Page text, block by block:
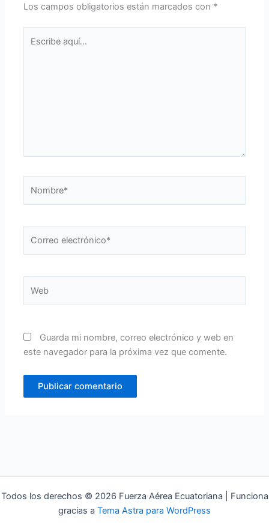
Los campos obligatorios están marcados con *
aquí...
Guarda mi nombre, correo electrónico y web en
este navegador para la próxima vez que comente.
Todos los derechos © 2026 Fuerza Aérea Ecuatoriana | Funciona
gracias a Tema Astra para WordPress